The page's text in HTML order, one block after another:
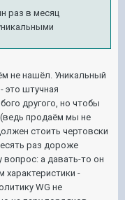
раз в месяц
не нашёл. Уникальный
это штучная
другого, но чтобы
продаём мы не
стоить чертовски
раз дороже
а давать-то он
характеристики -
WG не